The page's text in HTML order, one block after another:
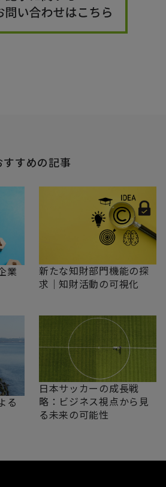
すすめの記事
業
新たな知財部門機能の探
求｜知財活動の可視化
る
日本サッカーの成長戦
略：ビジネス視点から見
る未来の可能性